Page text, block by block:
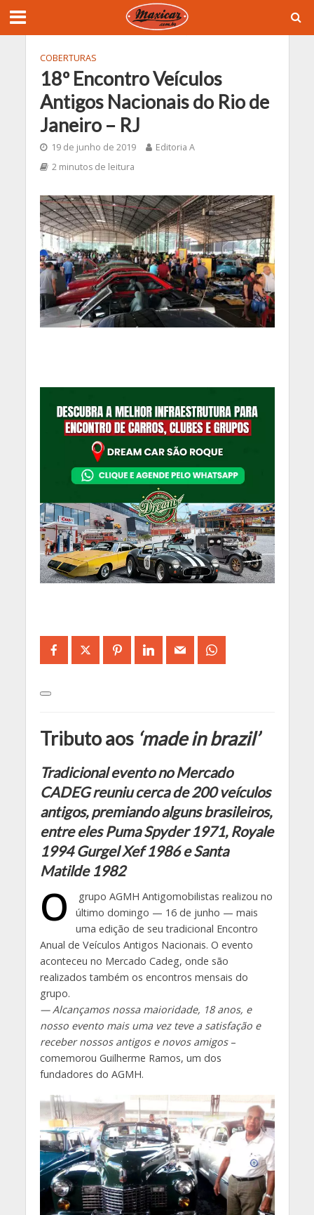
COBERTURAS
18º Encontro Veículos
Antigos Nacionais do Rio de
Janeiro – RJ
19 de junho de 2019
Editoria A
2 minutos de leitura
Tributo aos ‘made in brazil’
Tradicional evento no Mercado
CADEG reuniu cerca de 200 veículos
antigos, premiando alguns brasileiros,
entre eles Puma Spyder 1971, Royale
1994 Gurgel Xef 1986 e Santa
Matilde 1982
O
grupo AGMH Antigomobilistas realizou no
último domingo — 16 de junho — mais
uma edição de seu tradicional Encontro
Anual de Veículos Antigos Nacionais. O evento
aconteceu no Mercado Cadeg, onde são
realizados também os encontros mensais do
grupo.
— Alcançamos nossa maioridade, 18 anos, e
nosso evento mais uma vez teve a satisfação e
receber nossos antigos e novos amigos–
comemorou Guilherme Ramos, um dos
fundadores do AGMH.